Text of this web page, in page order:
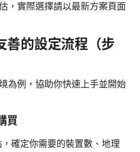
，實際選擇請以最新方案頁面
善的設定流程（步
為例，協助你快速上手並開始
買
確定你需要的裝置數、地理